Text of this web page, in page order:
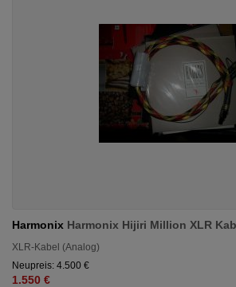
Harmonix Harmonix Hijiri Million XLR
XLR-Kabel (Analog)
Neupreis: 4.500 €
1.550 €